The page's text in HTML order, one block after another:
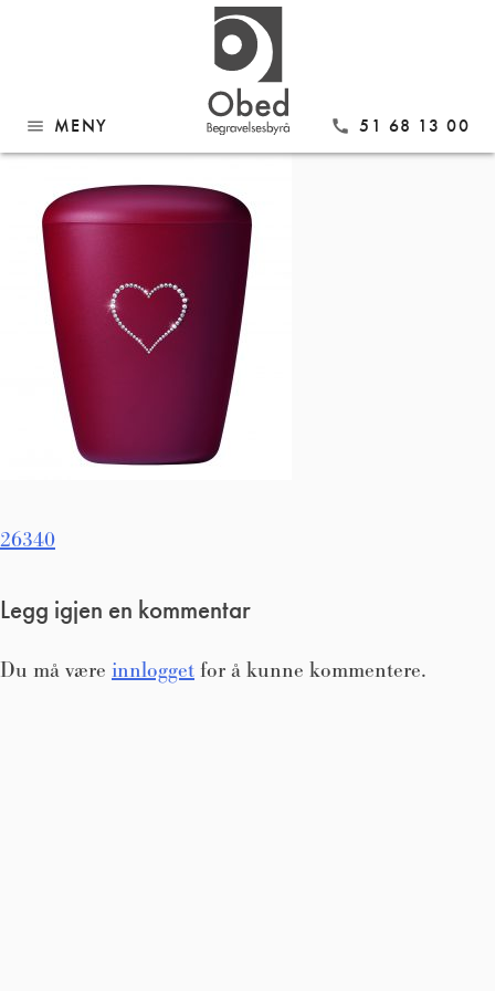
menu MENY call 51 68 13 00
Innleggsnavigasjon
26340
Legg igjen en kommentar
Du må være innlogget for å kunne kommentere.